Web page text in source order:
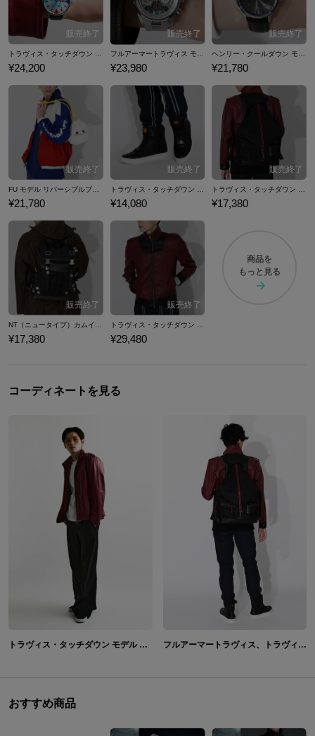
トラヴィス・タッチダウン モデル 腕時計 No More Heroes ノーモア★ヒーローズ
¥24,200
フルアーマートラヴィス モデル 腕時計 No More Heroes Ⅲ ノーモア★ヒーローズ３
¥23,980
ヘンリー・クールダウン モデル 腕時計 No More Heroes Ⅲ ノーモア★ヒーローズ３
¥21,780
¥21,780 ¥14,080 ¥17,380
¥17,380 ¥29,480
商品を
もっと見る
コーディネートを見る
トラヴィス・タッチダウン モデル ジャケット&サングラス No More Heroes ノーモア★ヒーローズ フルアーマートラヴィス、トラヴィス・タッチダウン、ヘンリー・クールダウン、 NT（ニュータイプ）カムイ、FU、バッドガール モデル 腕時計&バッグ&アウター&シューズ No More Heroes Ⅲ ノーモア★ヒーローズ３
おすすめ商品